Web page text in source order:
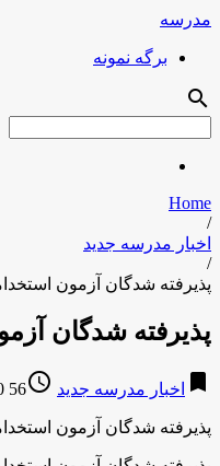
مدرسه
برگه نمونه
search
Home
/
اخبار مدرسه جدید
/
پذیرفته شدگان آزمون
پذیرفته شدگان
bookmark اخبار مدرسه جدید access_time
56 years ago
پذیرفته شدگان آزمون